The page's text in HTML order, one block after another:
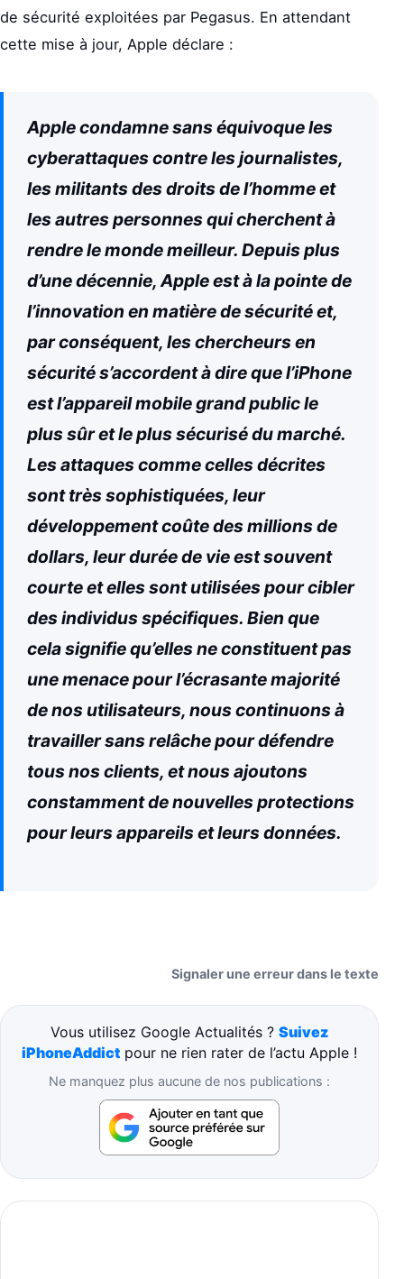
de sécurité exploitées par Pegasus. En attendant
cette mise à jour, Apple déclare :
Apple condamne sans équivoque les
cyberattaques contre les journalistes,
les militants des droits de l’homme et
les autres personnes qui cherchent à
rendre le monde meilleur. Depuis plus
d’une décennie, Apple est à la pointe de
l’innovation en matière de sécurité et,
par conséquent, les chercheurs en
sécurité s’accordent à dire que l’iPhone
est l’appareil mobile grand public le
plus sûr et le plus sécurisé du marché.
Les attaques comme celles décrites
sont très sophistiquées, leur
développement coûte des millions de
dollars, leur durée de vie est souvent
courte et elles sont utilisées pour cibler
des individus spécifiques. Bien que
cela signifie qu’elles ne constituent pas
une menace pour l’écrasante majorité
de nos utilisateurs, nous continuons à
travailler sans relâche pour défendre
tous nos clients, et nous ajoutons
constamment de nouvelles protections
pour leurs appareils et leurs données.
Signaler une erreur dans le texte
Vous utilisez Google Actualités ? Suivez
iPhoneAddict pour ne rien rater de l’actu Apple !
Ne manquez plus aucune de nos publications :